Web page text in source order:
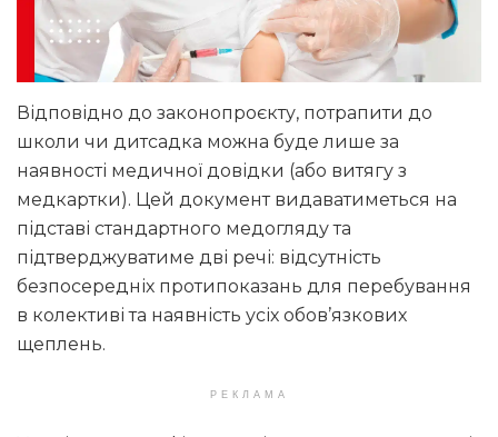
Відповідно до законопроєкту, потрапити до
школи чи дитсадка можна буде лише за
наявності медичної довідки (або витягу з
медкартки). Цей документ видаватиметься на
підставі стандартного медогляду та
підтверджуватиме дві речі: відсутність
безпосередніх протипоказань для перебування
в колективі та наявність усіх обов’язкових
щеплень.
РЕКЛАМА